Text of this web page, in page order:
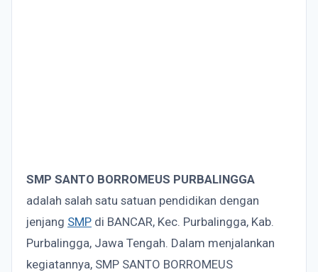
SMP SANTO BORROMEUS PURBALINGGA
adalah salah satu satuan pendidikan dengan
jenjang SMP di BANCAR, Kec. Purbalingga, Kab.
Purbalingga, Jawa Tengah. Dalam menjalankan
kegiatannya, SMP SANTO BORROMEUS